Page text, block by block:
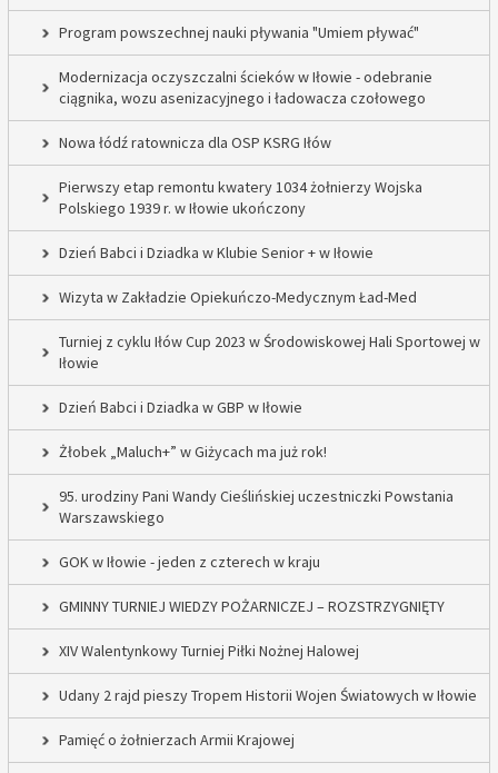
Program powszechnej nauki pływania "Umiem pływać"
Modernizacja oczyszczalni ścieków w Iłowie - odebranie
ciągnika, wozu asenizacyjnego i ładowacza czołowego
Nowa łódź ratownicza dla OSP KSRG Iłów
Pierwszy etap remontu kwatery 1034 żołnierzy Wojska
Polskiego 1939 r. w Iłowie ukończony
Dzień Babci i Dziadka w Klubie Senior + w Iłowie
Wizyta w Zakładzie Opiekuńczo-Medycznym Ład-Med
Turniej z cyklu Iłów Cup 2023 w Środowiskowej Hali Sportowej w
Iłowie
Dzień Babci i Dziadka w GBP w Iłowie
Żłobek „Maluch+” w Giżycach ma już rok!
95. urodziny Pani Wandy Cieślińskiej uczestniczki Powstania
Warszawskiego
GOK w Iłowie - jeden z czterech w kraju
GMINNY TURNIEJ WIEDZY POŻARNICZEJ – ROZSTRZYGNIĘTY
XIV Walentynkowy Turniej Piłki Nożnej Halowej
Udany 2 rajd pieszy Tropem Historii Wojen Światowych w Iłowie
Pamięć o żołnierzach Armii Krajowej